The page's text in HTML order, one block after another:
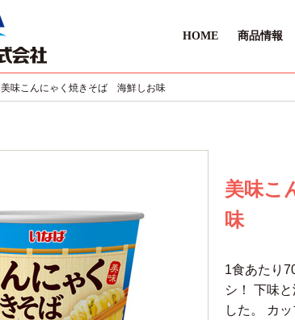
HOME 商品情報
美味こんにゃく焼きそば 海鮮しお味
美味こ
味
1食あたり
シ！ 下味
した。 カ